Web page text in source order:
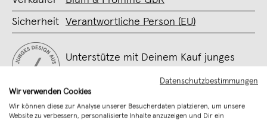
Sicherheit Verantwortliche Person (EU)
Unterstütze mit Deinem Kauf junges
Datenschutzbestimmungen
Wir verwenden Cookies
Wir können diese zur Analyse unserer Besucherdaten platzieren, um unsere
Website zu verbessern, personalisierte Inhalte anzuzeigen und Dir ein